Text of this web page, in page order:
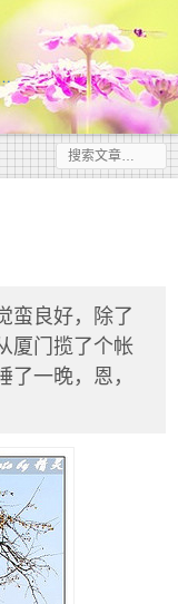
蛮良好，除了
厦门揽了个帐
一晚，恩，